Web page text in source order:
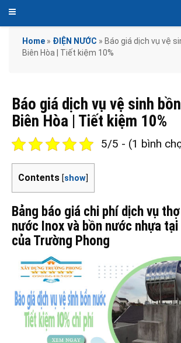
Home » ĐIỆN NƯỚC » Báo giá dịch vụ vệ
Biên Hòa | Tiết kiệm 10%
Báo giá dịch vụ vệ sinh
Biên Hòa | Tiết kiệm 10%
5/5 - (1 bình
Contents [show]
Bảng báo giá chi phí dịch vụ
nước Inox và bồn nước nhựa tại
của Trường Phong